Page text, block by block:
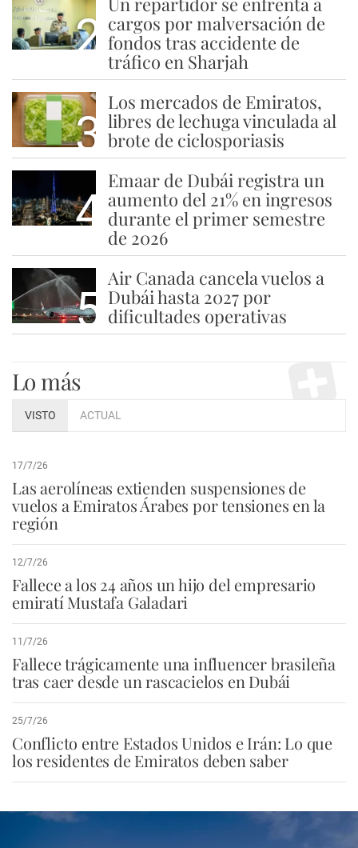
2 cargos por malversación de
fondos tras accidente de
tráfico en Sharjah
3
Los mercados de Emiratos,
libres de lechuga vinculada al
brote de ciclosporiasis
4
Emaar de Dubái registra un
aumento del 21% en ingresos
durante el primer semestre
de 2026
5
Air Canada cancela vuelos a
Dubái hasta 2027 por
dificultades operativas
Lo más
VISTO ACTUAL
17/7/26
Las aerolíneas extienden suspensiones de
vuelos a Emiratos Árabes por tensiones en la
región
12/7/26
Fallece a los 24 años un hijo del empresario
emiratí Mustafa Galadari
11/7/26
Fallece trágicamente una influencer brasileña
tras caer desde un rascacielos en Dubái
25/7/26
Conflicto entre Estados Unidos e Irán: Lo que
los residentes de Emiratos deben saber